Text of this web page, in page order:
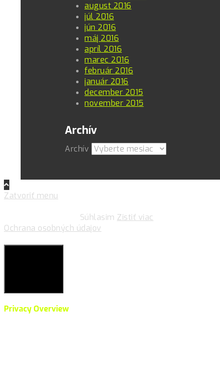
august 2016
júl 2016
jún 2016
máj 2016
apríl 2016
marec 2016
február 2016
január 2016
december 2015
november 2015
Archív
Archív
Zatvoriť menu
Súhlasim Zistiť viac
Ochrana osobných údajov
Privacy Overview